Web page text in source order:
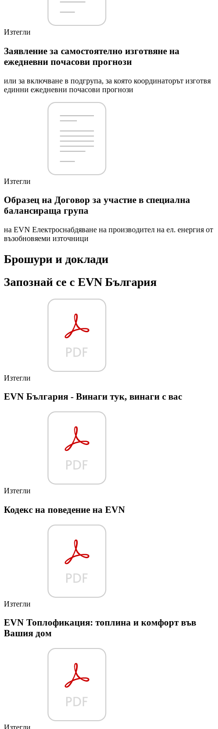
Изтегли
Заявление за самостоятелно изготвяне на
ежедневни почасови прогнози
или за включване в подгрупа, за която координаторът изготвя
единни ежедневни почасови прогнози
Изтегли
Образец на Договор за участие в специална
балансираща група
на EVN Електроснабдяване на производител на ел. енергия от
възобновяеми източници
Брошури и доклади
Запознай се с EVN България
Изтегли
EVN България - Винаги тук, винаги с вас
Изтегли
Кодекс на поведение на EVN
Изтегли
EVN Топлофикация: топлина и комфорт във
Вашия дом
Изтегли